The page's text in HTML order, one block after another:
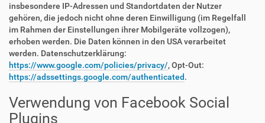
insbesondere IP-Adressen und Standortdaten der Nutzer
gehören, die jedoch nicht ohne deren Einwilligung (im Regelfall
im Rahmen der Einstellungen ihrer Mobilgeräte vollzogen),
erhoben werden. Die Daten können in den USA verarbeitet
werden. Datenschutzerklärung:
https://www.google.com/policies/privacy/, Opt-Out:
https://adssettings.google.com/authenticated.
Verwendung von Facebook Social
Plugins